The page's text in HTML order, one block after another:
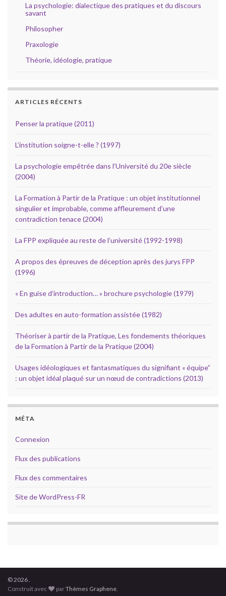
La psychologie: dialectique des pratiques et du discours
savant
Philosopher
Praxologie
Théorie, idéologie, pratique
ARTICLES RÉCENTS
Penser la pratique (2011)
L’institution soigne-t-elle ? (1997)
La psychologie empêtrée dans l’Université du 20e siècle
(2004)
La Formation à Partir de la Pratique : un objet institutionnel
singulier et improbable, comme affleurement d’une
contradiction tenace (2004)
La FPP expliquée au reste de l’université (1992-1998)
A propos des épreuves de déception après des jurys FPP
(1996)
« En guise d’introduction… » brochure psychologie (1979)
Des adultes en auto-formation assistée (1982)
Théoriser à partir de la Pratique, Les fondements théoriques
de la Formation à Partir de la Pratique (2004)
Usages idéologiques et fantasmatiques du signifiant « équipe”
: un objet idéal plaqué sur un nœud de contradictions (2013)
MÉTA
Connexion
Flux des publications
Flux des commentaires
Site de WordPress-FR
© 2026 .
Construit avec
parThèmes Graphene